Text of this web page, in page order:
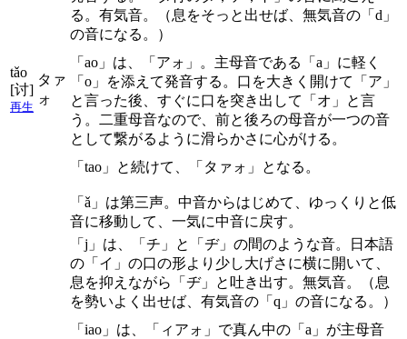
tǎo
[讨]
再生
タァ
ォ
る。有気音。（息をそっと出せば、無気音の「d」
の音になる。）
「ao」は、「アォ」。主母音である「a」に軽く
「o」を添えて発音する。口を大きく開けて「ア」
と言った後、すぐに口を突き出して「オ」と言
う。二重母音なので、前と後ろの母音が一つの音
として繋がるように滑らかさに心がける。
「tao」と続けて、「タァォ」となる。
「ǎ」は第三声。中音からはじめて、ゆっくりと低
音に移動して、一気に中音に戻す。
「j」は、「チ」と「ヂ」の間のような音。日本語
の「イ」の口の形より少し大げさに横に開いて、
息を抑えながら「ヂ」と吐き出す。無気音。（息
を勢いよく出せば、有気音の「q」の音になる。）
「iao」は、「ィアォ」で真ん中の「a」が主母音